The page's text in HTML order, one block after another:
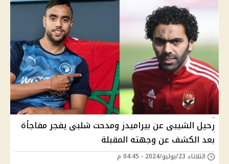
رحيل الشيبى عن بيراميدز ومدحت شلبى يفجر مفاجأة
بعد الكشف عن وجهته المقبلة
الثلاثاء 23/يوليو/2024 - 04:45 م